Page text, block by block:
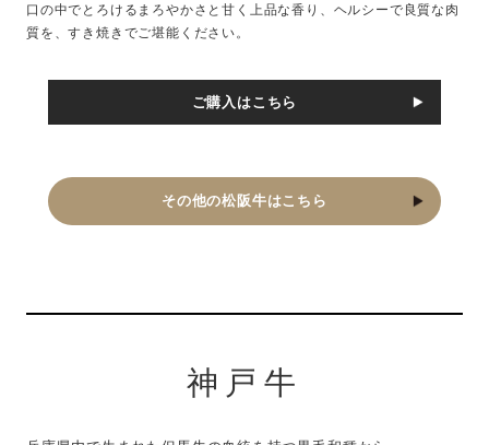
口の中でとろけるまろやかさと甘く上品な香り、ヘルシーで良質な肉
質を、すき焼きでご堪能ください。
ご購入はこちら
その他の松阪牛はこちら
神戸牛